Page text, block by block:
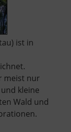
ist in
meist nur
kleine
Wald und